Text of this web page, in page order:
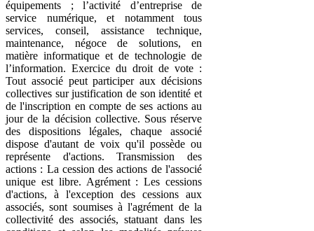
équipements ; l’activité d’entreprise de
service numérique, et notamment tous
services, conseil, assistance technique,
maintenance, négoce de solutions, en
matière informatique et de technologie de
l’information. Exercice du droit de vote :
Tout associé peut participer aux décisions
collectives sur justification de son identité et
de l'inscription en compte de ses actions au
jour de la décision collective. Sous réserve
des dispositions légales, chaque associé
dispose d'autant de voix qu'il possède ou
représente d'actions. Transmission des
actions : La cession des actions de l'associé
unique est libre. Agrément : Les cessions
d'actions, à l'exception des cessions aux
associés, sont soumises à l'agrément de la
collectivité des associés, statuant dans les